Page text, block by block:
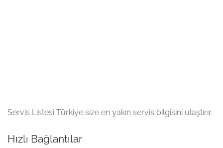
Servis Listesi Türkiye size en yakın servis bilgisini ulaştırır.
Hızlı Bağlantılar